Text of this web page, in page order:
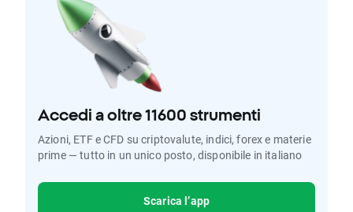
Accedi a oltre 11600 strumenti
Azioni, ETF e CFD su criptovalute, indici, forex e materie
prime — tutto in un unico posto, disponibile in italiano
Scarica l’app